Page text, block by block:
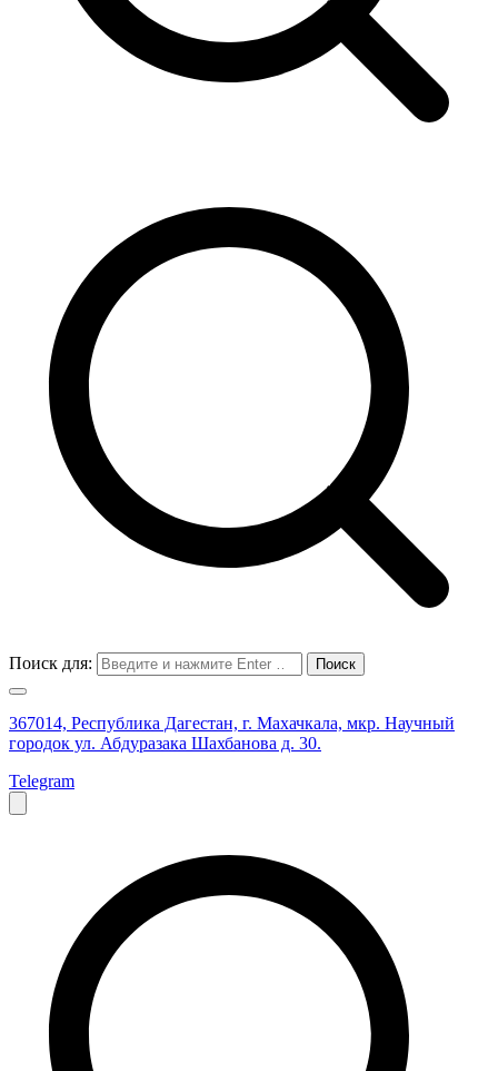
Поиск для:
367014, Республика Дагестан, г. Махачкала, мкр. Научный
городок ул. Абдуразака Шахбанова д. 30.
Telegram